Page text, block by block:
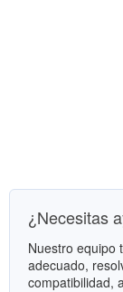
¿Necesitas
Nuestro equipo
adecuado,
compatibilidad,